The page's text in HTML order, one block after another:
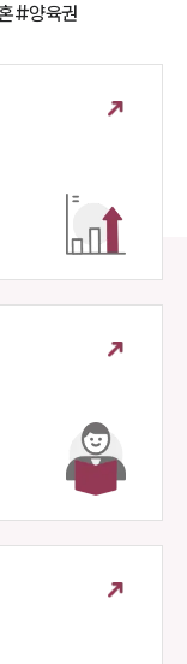
#양육권